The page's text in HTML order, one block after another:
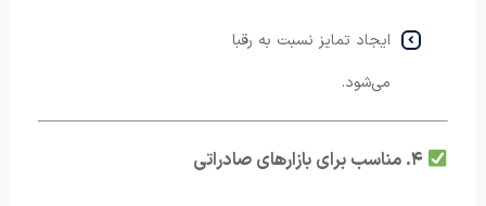
ایجاد تمایز نسبت به رقبا
می‌شود.